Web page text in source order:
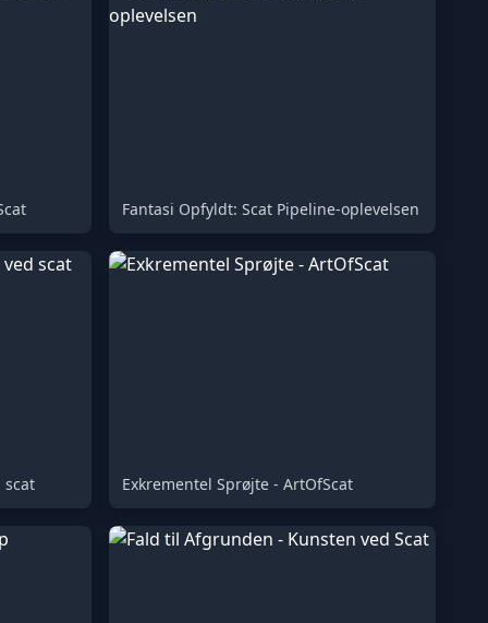
Fantasi Opfyldt: Scat Pipeline-oplevelsen
scat Exkrementel Sprøjte - ArtOfScat